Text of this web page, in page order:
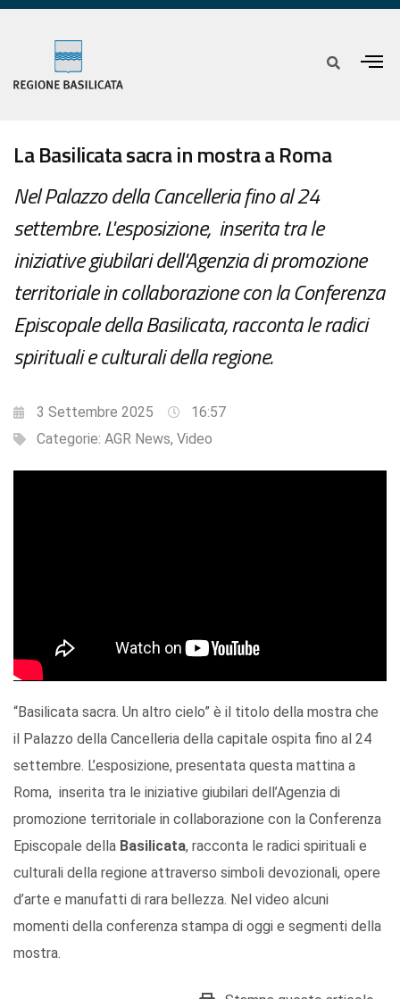
La Basilicata sacra in mostra a Roma
Nel Palazzo della Cancelleria fino al 24
settembre. L'esposizione, inserita tra le
iniziative giubilari dell'Agenzia di promozione
territoriale in collaborazione con la Conferenza
Episcopale della Basilicata, racconta le radici
spirituali e culturali della regione.
3 Settembre 2025
16:57
Categorie: AGR News, Video
“Basilicata sacra. Un altro cielo” è il titolo della mostra che
il Palazzo della Cancelleria della capitale ospita fino al 24
settembre. L’esposizione, presentata questa mattina a
Roma, inserita tra le iniziative giubilari dell’Agenzia di
promozione territoriale in collaborazione con la Conferenza
Episcopale della Basilicata, racconta le radici spirituali e
culturali della regione attraverso simboli devozionali, opere
d’arte e manufatti di rara bellezza. Nel video alcuni
momenti della conferenza stampa di oggi e segmenti della
mostra.